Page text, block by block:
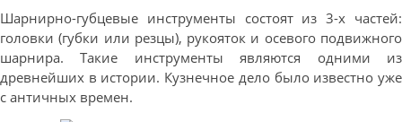
Шарнирно-губцевые инструменты состоят из 3-х частей:
головки (губки или резцы), рукояток и осевого подвижного
шарнира. Такие инструменты являются одними из
древнейших в истории. Кузнечное дело было известно уже
с античных времен.